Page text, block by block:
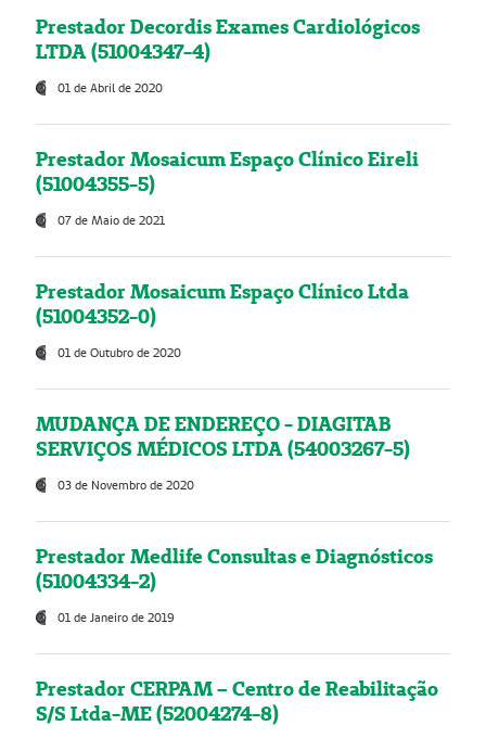
Prestador Decordis Exames Cardiológicos
LTDA (51004347-4)
01 de Abril de 2020
Prestador Mosaicum Espaço Clínico Eireli
(51004355-5)
07 de Maio de 2021
Prestador Mosaicum Espaço Clínico Ltda
(51004352-0)
01 de Outubro de 2020
MUDANÇA DE ENDEREÇO - DIAGITAB
SERVIÇOS MÉDICOS LTDA (54003267-5)
03 de Novembro de 2020
Prestador Medlife Consultas e Diagnósticos
(51004334-2)
01 de Janeiro de 2019
Prestador CERPAM – Centro de Reabilitação
S/S Ltda-ME (52004274-8)